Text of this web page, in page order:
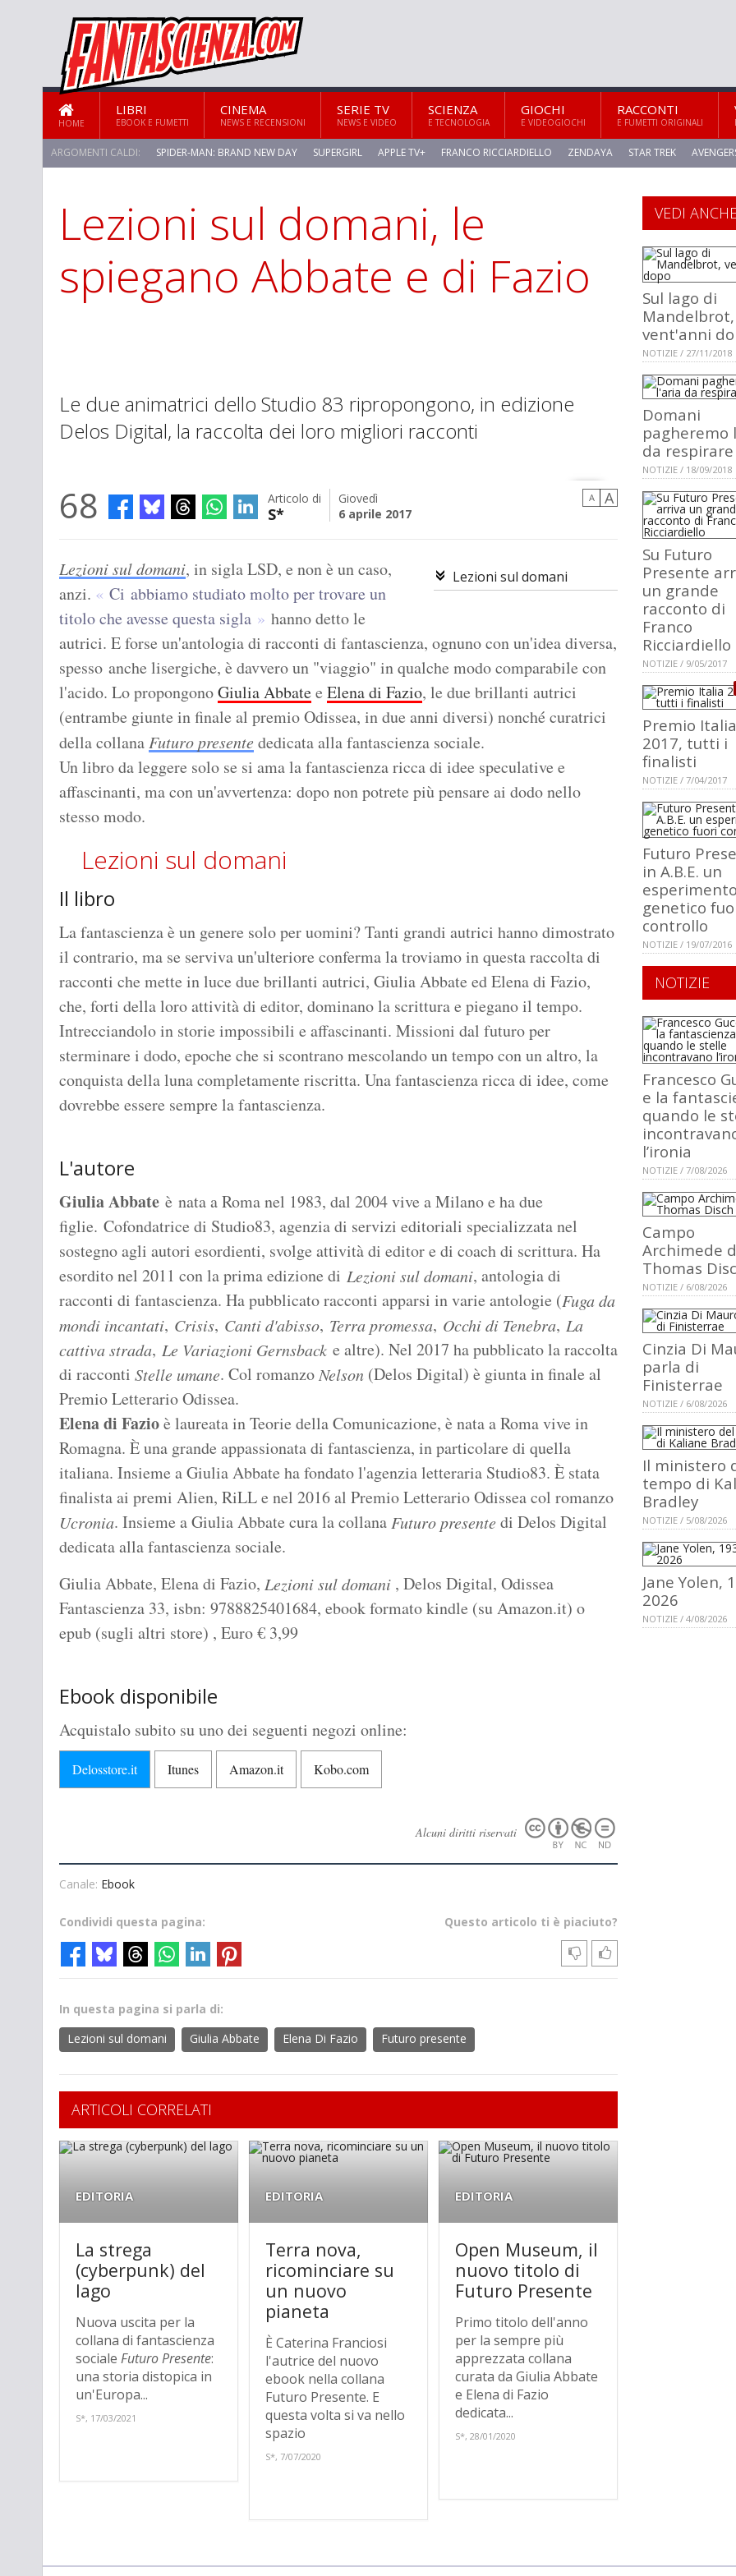
HOME
LIBRI
EBOOK E FUMETTI
CINEMA
NEWS E RECENSIONI
SERIE TV
NEWS E VIDEO
SCIENZA
E TECNOLOGIA
GIOCHI
E VIDEOGIOCHI
RACCONTI
E FUMETTI ORIGINALI
ARGOMENTI CALDI: SPIDER-MAN: BRAND NEW DAY SUPERGIRL APPLE TV+ FRANCO RICCIARDIELLO ZENDAYA STAR TREK
STAR TREK: STRANGE NEW WORLDS
Lezioni sul domani, le
spiegano Abbate e di Fazio
Le due animatrici dello Studio 83 ripropongono, in edizione
Delos Digital, la raccolta dei loro migliori racconti
68 Articolo di
S*
Giovedì
6 aprile 2017
A A
Lezioni sul domani
Lezioni sul domani, in sigla LSD, e non è un caso,
anzi.
Ci abbiamo studiato molto per trovare un
titolo che avesse questa sigla
hanno detto le
autrici. E forse un'antologia di racconti di fantascienza, ognuno con un'idea diversa,
spesso anche lisergiche, è davvero un "viaggio" in qualche modo comparabile con
l'acido. Lo propongonoGiulia Abbatee Elena di Fazio, le due brillanti autrici
(entrambe giunte in finale al premio Odissea, in due anni diversi) nonché curatrici
della collanaFuturo presente dedicata alla fantascienza sociale.
Un libro da leggere solo se si ama la fantascienza ricca di idee speculative e
affascinanti, ma con un'avvertenza: dopo non potrete più pensare ai dodo nello
stesso modo.
Lezioni sul domani
Il libro
La fantascienza è un genere solo per uomini? Tanti grandi autrici hanno dimostrato
il contrario, ma se serviva un'ulteriore conferma la troviamo in questa raccolta di
racconti che mette in luce due brillanti autrici, Giulia Abbate ed Elena di Fazio,
che, forti della loro attività di editor, dominano la scrittura e piegano il tempo.
Intrecciandolo in storie impossibili e affascinanti. Missioni dal futuro per
sterminare i dodo, epoche che si scontrano mescolando un tempo con un altro, la
conquista della luna completamente riscritta. Una fantascienza ricca di idee, come
dovrebbe essere sempre la fantascienza.
L'autore
Giulia Abbate è nata a Roma nel 1983, dal 2004 vive a Milano e ha due
figlie. Cofondatrice di Studio83, agenzia di servizi editoriali specializzata nel
sostegno agli autori esordienti, svolge attività di editor e di coach di scrittura. Ha
esordito nel 2011 con la prima edizione di Lezioni sul domani, antologia di
racconti di fantascienza. Ha pubblicato racconti apparsi in varie antologie (Fuga da
mondi incantati, Crisis, Canti d'abisso, Terra promessa, Occhi di Tenebra, La
cattiva strada, Le Variazioni Gernsback e altre). Nel 2017 ha pubblicato la raccolta
di racconti Stelle umane. Col romanzoNelson (Delos Digital) è giunta in finale al
Premio Letterario Odissea.
Elena di Fazioè laureata in Teorie della Comunicazione, è nata a Roma vive in
Romagna. È una grande appassionata di fantascienza, in particolare di quella
italiana. Insieme a Giulia Abbate ha fondato l'agenzia letteraria Studio83. È stata
finalista ai premi Alien, RiLL e nel 2016 al Premio Letterario Odissea col romanzo
Ucronia. Insieme a Giulia Abbate cura la collanaFuturo presente di Delos Digital
dedicata alla fantascienza sociale.
Giulia Abbate, Elena di Fazio, Lezioni sul domani , Delos Digital, Odissea
Fantascienza 33, isbn: 9788825401684, ebook formato kindle (su Amazon.it) o
epub (sugli altri store) , Euro€ 3,99
Ebook disponibile
Acquistalo subito su uno dei seguenti negozi online:
Delosstore.it Itunes Amazon.it Kobo.com
Alcuni diritti riservati
Canale: Ebook
Questo articolo ti è piaciuto?
Condividi questa pagina:
In questa pagina si parla di:
Lezioni sul domani
Giulia Abbate Elena Di Fazio Futuro presente
ARTICOLI CORRELATI
EDITORIA
La strega
(cyberpunk) del
lago
Nuova uscita per la
collana di fantascienza
sociale Futuro Presente:
una storia distopica in
un'Europa...
S*, 17/03/2021
EDITORIA
Terra nova,
ricominciare su
un nuovo
pianeta
È Caterina Franciosi
l'autrice del nuovo
ebook nella collana
Futuro Presente. E
questa volta si va nello
spazio
S*, 7/07/2020
EDITORIA
Open Museum, il
nuovo titolo di
Futuro Presente
Primo titolo dell'anno
per la sempre più
apprezzata collana
curata da Giulia Abbate
e Elena di Fazio
dedicata...
S*, 28/01/2020
VEDI ANCHE
Sul lago di
Mandelbrot,
vent'anni
NOTIZIE / 27/11/2018
Domani
pagheremo
da respirare
NOTIZIE / 18/09/2018
Su Futuro
Presente
un grande
racconto di
Franco
Ricciardiello
NOTIZIE / 9/05/2017
Premio Italia
2017, tutti i
finalisti
NOTIZIE / 7/04/2017
Futuro
in A.B.E. un
esperimento
genetico
controllo
NOTIZIE / 19/07/2016
NOTIZIE
Francesco
e la
quando le
l’ironia
NOTIZIE / 7/08/2026
Campo
Archimede
Thomas
NOTIZIE / 6/08/2026
Cinzia Di
parla di
Finisterrae
NOTIZIE / 6/08/2026
Il ministero
tempo di
Bradley
NOTIZIE / 5/08/2026
Jane Yolen,
2026
NOTIZIE / 4/08/2026